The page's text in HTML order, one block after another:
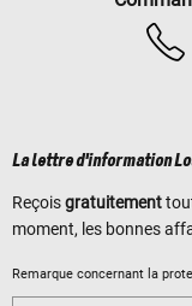
La lettre d'information
Reçoisgratuitement
moment, les bonnes
Remarque concernant la